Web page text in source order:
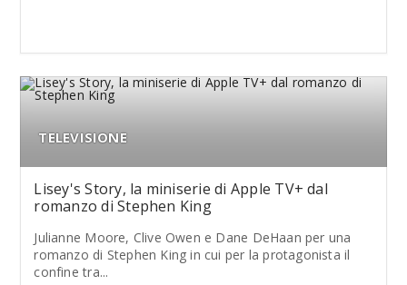
TELEVISIONE
Lisey's Story, la miniserie di Apple TV+ dal
romanzo di Stephen King
Julianne Moore, Clive Owen e Dane DeHaan per una
romanzo di Stephen King in cui per la protagonista il
confine tra...